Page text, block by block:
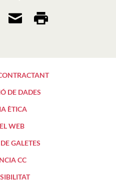
DE DADES
ÈTICA
WEB
GALETES
CC